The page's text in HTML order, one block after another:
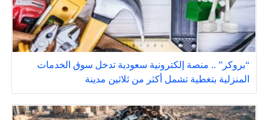
“بروكر” .. منصة إلكترونية سعودية تدخل سوق الخدمات
المنزلية بتغطية تشمل أكثر من ثلاثين مدينة